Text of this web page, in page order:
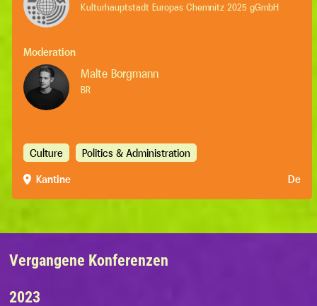
Kulturhauptstadt Europas Chemnitz 2025 gGmbH
Moderation
Malte Borgmann
BR
Culture
Politics & Administration
Kantine
De
Vergangene Konferenzen
2023